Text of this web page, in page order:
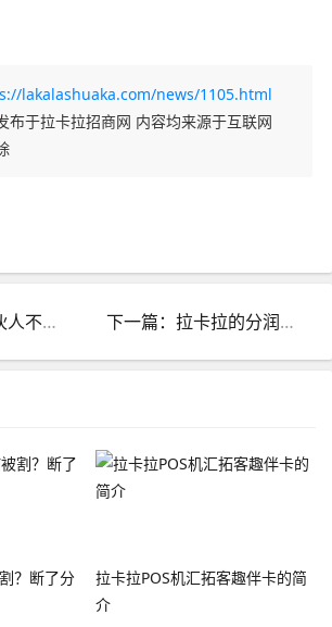
lakalashuaka.com/news/1105.html
布于拉卡拉招商网 内容均来源于互联网
上一篇：卡拉合伙人不做了怎么办？卡拉合伙人的介绍 下一篇：拉卡拉的分润为何被割？断了分润如何解决
？断了分
拉卡拉POS机汇拓客趣伴卡的简
介